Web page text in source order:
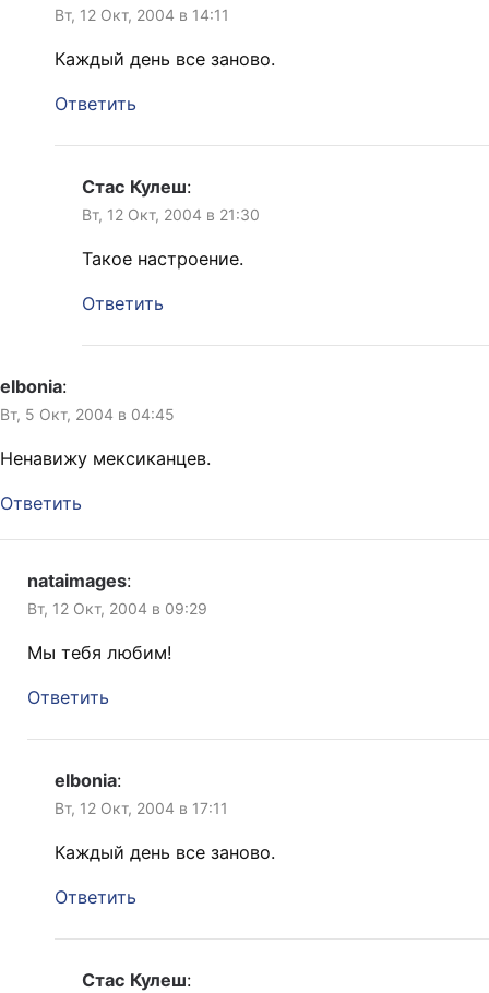
Вт, 12 Окт, 2004 в 14:11
Каждый день все заново.
Ответить
Стас Кулеш:
Вт, 12 Окт, 2004 в 21:30
Такое настроение.
Ответить
elbonia:
Вт, 5 Окт, 2004 в 04:45
Ненавижу мексиканцев.
Ответить
nataimages:
Вт, 12 Окт, 2004 в 09:29
Мы тебя любим!
Ответить
elbonia:
Вт, 12 Окт, 2004 в 17:11
Каждый день все заново.
Ответить
Стас Кулеш: